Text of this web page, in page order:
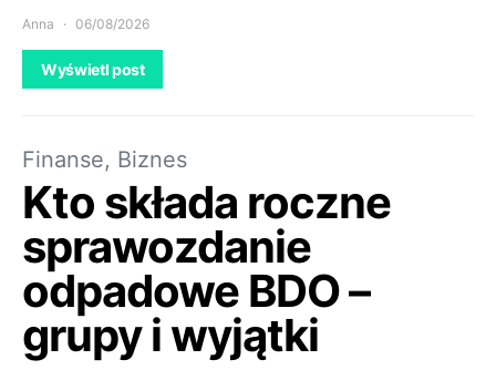
Anna 06/08/2026
Wyświetl post
Finanse, Biznes
Kto składa roczne
sprawozdanie
odpadowe BDO –
grupy i wyjątki